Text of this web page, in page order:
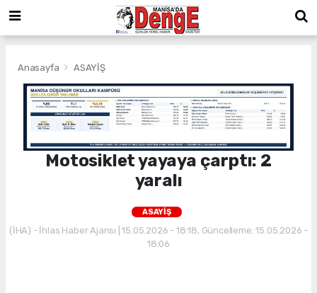
Anasayfa ASAYİŞ
Motosiklet yayaya çarptı: 2
yaralı
ASAYİŞ
(İHA) - İhlas Haber Ajansı | 15.05.2026 - 18:18, Güncelleme: 15.05.2026 -
18:06